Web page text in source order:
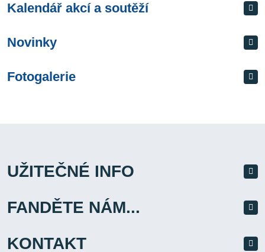
Kalendář akcí a soutěží
Novinky
Fotogalerie
UŽITEČNÉ INFO
FANDĚTE NÁM...
KONTAKT